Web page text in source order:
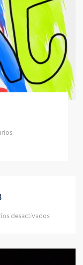
desactivadosen